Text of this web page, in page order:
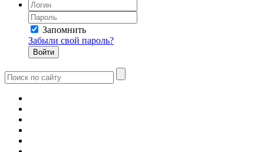
Запомнить
Забыли свой пароль?